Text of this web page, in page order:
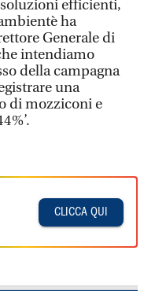
efficienti,
ha
Generale di
intendiamo
della campagna
una
di mozziconi e
CLICCA QUI